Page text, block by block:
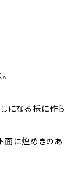
になる様に作ら
面に煌めきのあ